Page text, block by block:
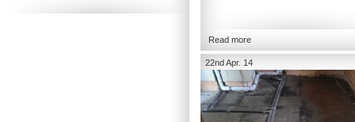
Read more
22nd Apr. 14